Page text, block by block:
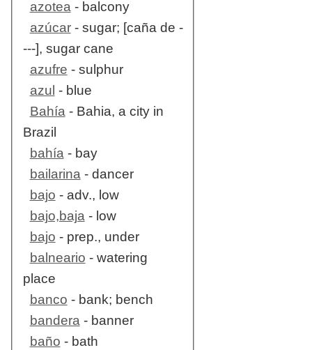
azotea - balcony
azúcar- sugar; [caña de -
---], sugar cane
azufre - sulphur
azul - blue
Bahía - Bahia, a city in
Brazil
bahía - bay
bailarina - dancer
bajo - adv., low
bajo,baja - low
bajo - prep., under
balneario - watering
place
banco - bank; bench
bandera - banner
baño - bath